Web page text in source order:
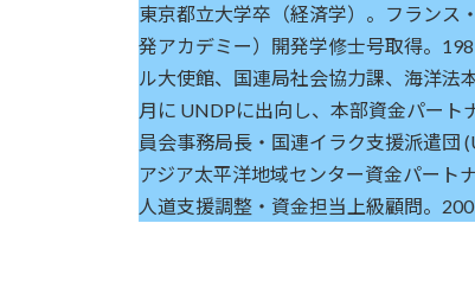
東京都立大学卒（経済学）。フランス
発アカデミー）開発学修士号取得。
ル大使館、国連局社会協力課、海洋法
月に UNDPに出向し、本部資金パート
員会事務局長・国連イラク支援派遣
アジア太平洋地域センター資金パート
人道支援調整・資金担当上級顧問。